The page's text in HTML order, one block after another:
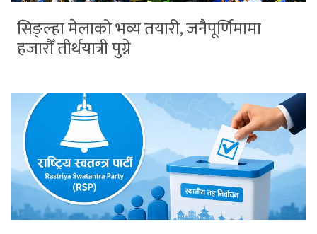
सिङ्ल्हा मेलाको भव्य तयारी, जनैपूर्णिमामा
हजारौँ तीर्थयात्री पुग्ने